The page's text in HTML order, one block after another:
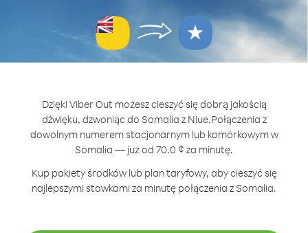
Dzięki Viber Out możesz cieszyć się dobrą jakością
dźwięku, dzwoniąc do Somalia z Niue.Połączenia z
dowolnym numerem stacjonarnym lub komórkowym w
Somalia — już od 70.0 ¢ za minutę.
Kup pakiety środków lub plan taryfowy, aby cieszyć się
najlepszymi stawkami za minutę połączenia z Somalia.